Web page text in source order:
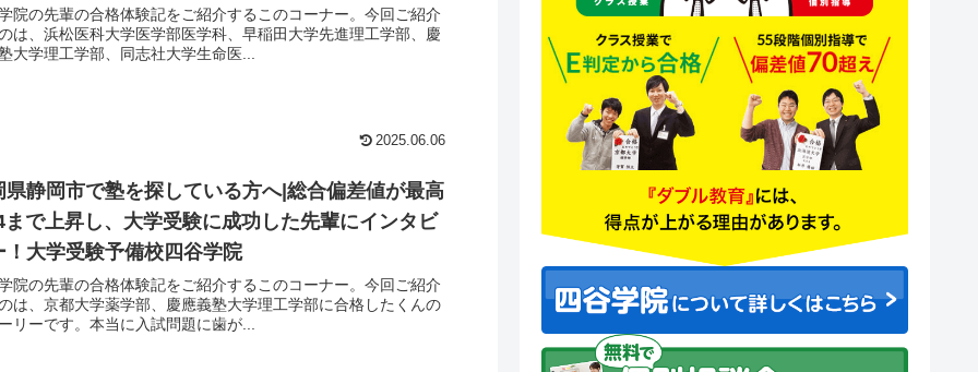
院の先輩の合格体験記をご紹介するこのコーナー。今回ご紹介
は、浜松医科大学医学部医学科、早稲田大学先進理工学部、慶
大学理工学部、同志社大学生命医...
2025.06.06
県静岡市で塾を探している方へ|総合偏差値が最高
まで上昇し、大学受験に成功した先輩にインタビ
！大学受験予備校四谷学院
院の先輩の合格体験記をご紹介するこのコーナー。今回ご紹介
は、京都大学薬学部、慶應義塾大学理工学部に合格したくんの
リーです。本当に入試問題に歯が...